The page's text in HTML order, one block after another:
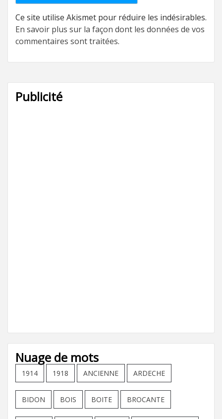
Ce site utilise Akismet pour réduire les indésirables.
En savoir plus sur la façon dont les données de vos
commentaires sont traitées.
Publicité
Nuage de mots
1914 1918 ANCIENNE ARDECHE
BIDON BOIS BOITE BROCANTE